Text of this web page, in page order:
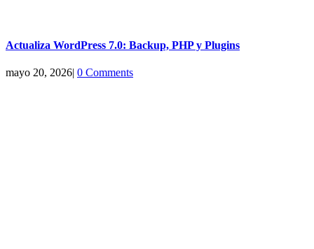
Actualiza WordPress 7.0: Backup, PHP y Plugins
mayo 20, 2026| 0 Comments